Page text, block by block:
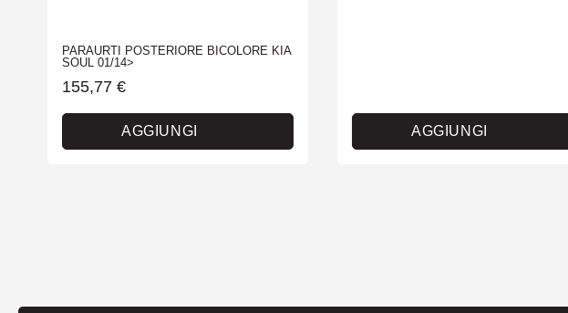
PARAURTI POSTERIORE BICOLORE KIA
SOUL 01/14>
155,77 €
AGGIUNGI AGGIUNGI